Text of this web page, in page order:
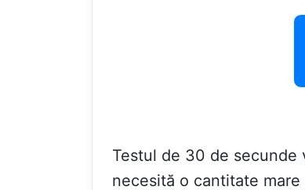
Testul de 30 de secunde
necesită o cantitate